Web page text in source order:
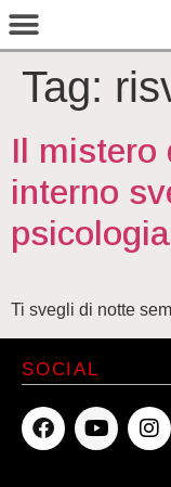
Tag:
Il mistero
interno
psicologia
Ti svegli di notte
SOCIAL